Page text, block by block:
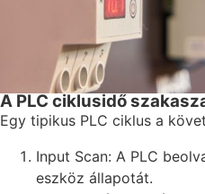
A PLC ciklusidő
Egy tipikus PLC ciklus a
Input Scan: A PLC
eszköz állapotát.